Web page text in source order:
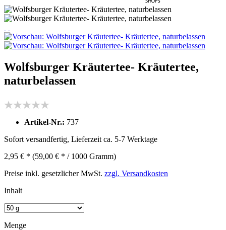
Wolfsburger Kräutertee- Kräutertee,
naturbelassen
Artikel-Nr.: 737
Sofort versandfertig, Lieferzeit ca. 5-7 Werktage
2,95 € * (59,00 € * / 1000 Gramm)
Preise inkl. gesetzlicher MwSt. zzgl. Versandkosten
Inhalt
Menge